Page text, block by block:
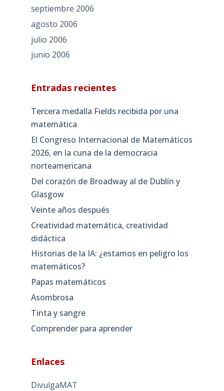
septiembre 2006
agosto 2006
julio 2006
junio 2006
Entradas recientes
Tercera medalla Fields recibida por una
matemática
El Congreso Internacional de Matemáticos
2026, en la cuna de la democracia
norteamericana
Del corazón de Broadway al de Dublín y
Glasgow
Veinte años después
Creatividad matemática, creatividad
didáctica
Historias de la IA: ¿estamos en peligro los
matemáticos?
Papas matemáticos
Asombrosa
Tinta y sangre
Comprender para aprender
Enlaces
DivulgaMAT